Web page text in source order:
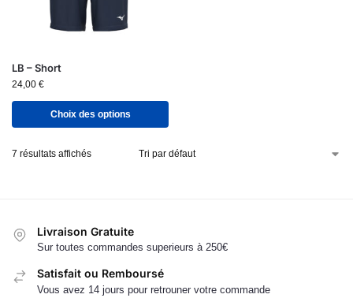
LB – Short
24,00 €
Choix des options
7 résultats affichés
Livraison Gratuite
Sur toutes commandes superieurs à 250€
Satisfait ou Remboursé
Vous avez 14 jours pour retrouner votre commande